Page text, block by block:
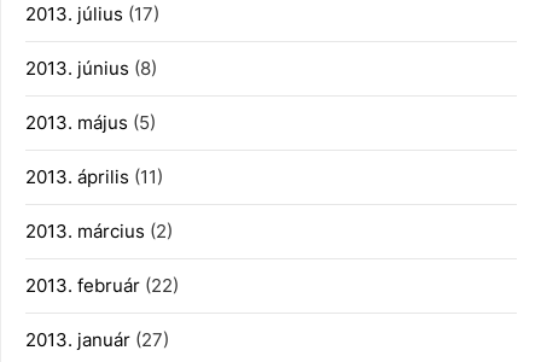
2013. július (17)
2013. június (8)
2013. május (5)
2013. április (11)
2013. március (2)
2013. február (22)
2013. január (27)